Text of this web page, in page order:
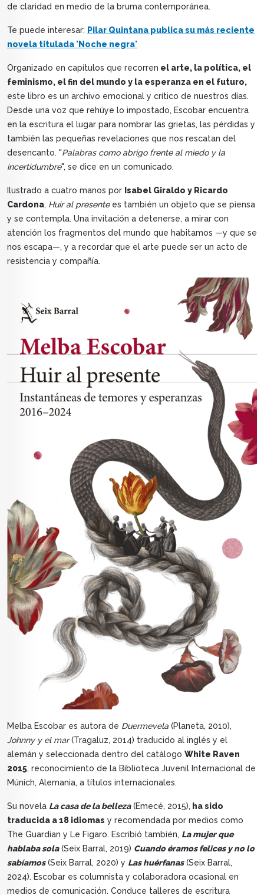
de claridad en medio de la bruma contemporánea.
Te puede interesar: Pilar Quintana publica su más reciente
novela titulada 'Noche negra'
Organizado en capítulos que recorren el arte, la política, el
feminismo, el fin del mundo y la esperanza en el futuro,
este libro es un archivo emocional y crítico de nuestros días.
Desde una voz que rehúye lo impostado, Escobar encuentra
en la escritura el lugar para nombrar las grietas, las pérdidas y
también las pequeñas revelaciones que nos rescatan del
desencanto. "Palabras como abrigo frente al miedo y la
incertidumbre", se dice en un comunicado.
Ilustrado a cuatro manos por Isabel Giraldo y Ricardo
Cardona, Huir al presentees también un objeto que se piensa
y se contempla. Una invitación a detenerse, a mirar con
atención los fragmentos del mundo que habitamos —y que se
nos escapa—, y a recordar que el arte puede ser un acto de
resistencia y compañía.
Melba Escobar es autora de Duermevela (Planeta, 2010),
Johnny y el mar(Tragaluz, 2014) traducido al inglés y el
alemán y seleccionada dentro del catálogo White Raven
2015, reconocimiento de la Biblioteca Juvenil Internacional de
Múnich, Alemania, a títulos internacionales.
Su novela La casa de la belleza(Emecé, 2015), ha sido
traducida a 18 idiomas y recomendada por medios como
The Guardian y Le Figaro. Escribió también, La mujer que
hablaba sola(Seix Barral, 2019) Cuando éramos felices y no lo
sabíamos(Seix Barral, 2020) y Las huérfanas(Seix Barral,
2024). Escobar es columnista y colaboradora ocasional en
medios de comunicación. Conduce talleres de escritura